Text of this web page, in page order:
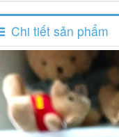
Chi tiết sản phẩm